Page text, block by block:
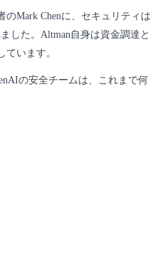
Mark Chenに、セキュリティは
した。Altman自身は資金調達と
います。
の安全チームは、これまで何